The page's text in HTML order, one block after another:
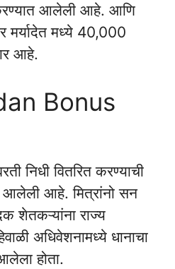
आलेली आहे. आणि
मर्यादेत मध्ये 40,000
आहे.
Bonus
निधी वितरित करण्याची
आलेली आहे. मित्रांनो सन
शेतकऱ्यांना राज्य
अधिवेशनामध्ये धानाचा
होता.